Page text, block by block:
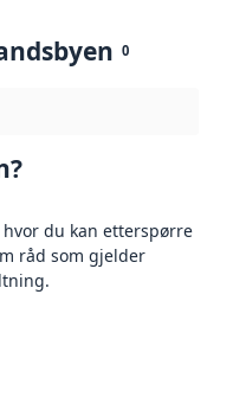
0
du kan etterspørre
råd som gjelder